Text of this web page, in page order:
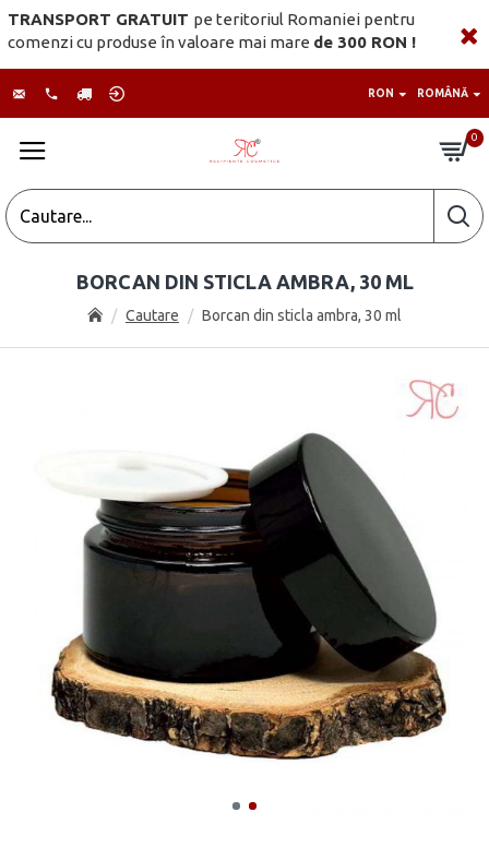
TRANSPORT GRATUIT pe teritoriul Romaniei pentru
comenzi cu produse în valoare mai mare de 300 RON !
RON ROMÂNĂ
0
Cautare Borcan din sticla ambra, 30 ml
BORCAN DIN STICLA AMBRA, 30 ML